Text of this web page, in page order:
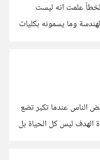
علمت انه ليست
وما يسمونه بكليات
الناس عندما تكبر تضع
ليس كل الحياة بل